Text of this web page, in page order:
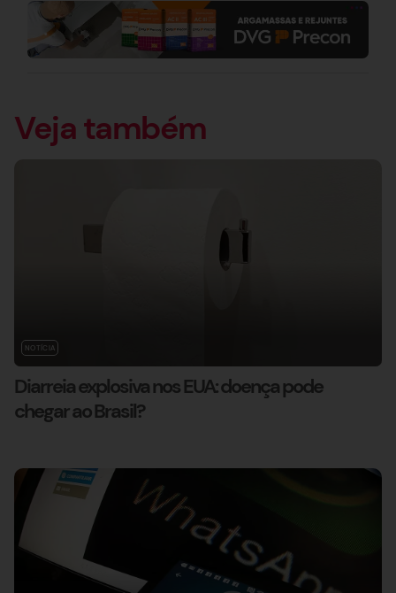
Veja também
NOTÍCIA
Diarreia explosiva nos EUA: doença pode
chegar ao Brasil?